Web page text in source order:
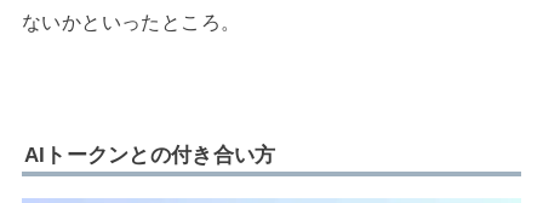
ないかといったところ。
AIトークンとの付き合い方